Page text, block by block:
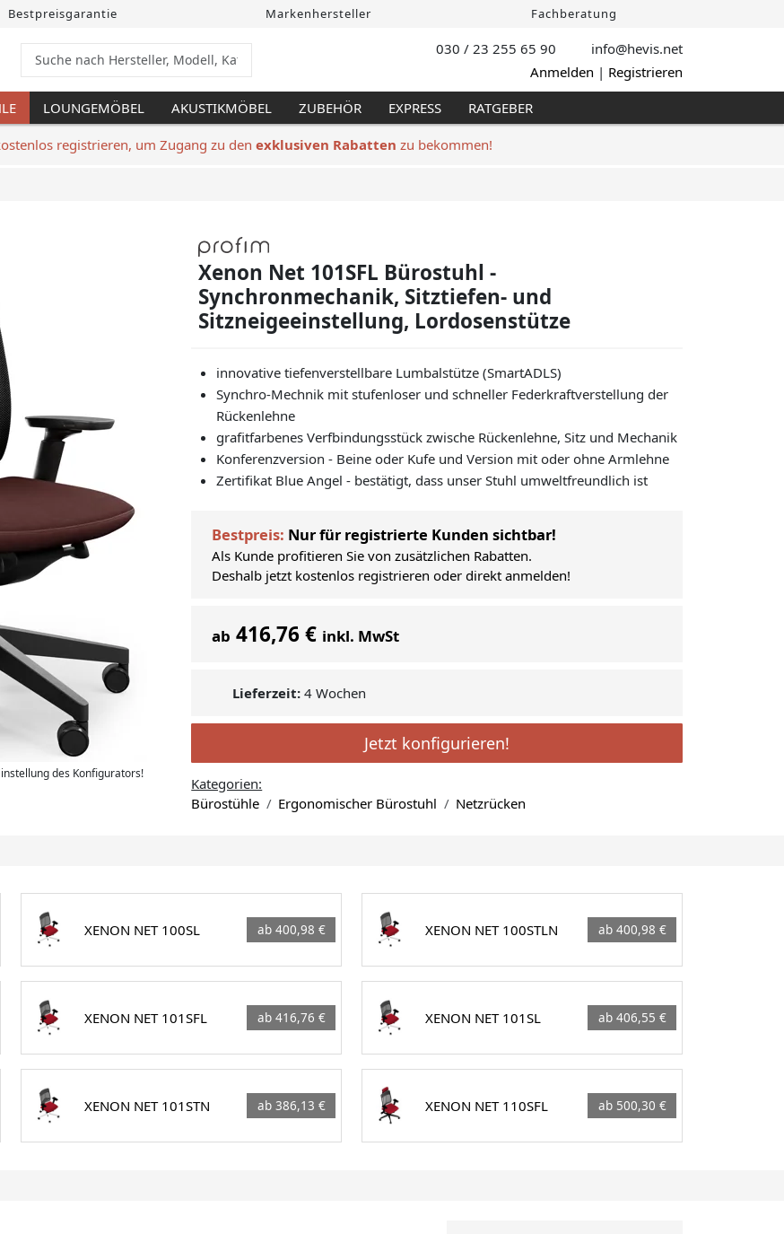
Bestpreisgarantie Markenhersteller Fachberatung
030 / 23 255 65 90 info@hevis.net
Anmelden | Registrieren
LOUNGEMÖBEL AKUSTIKMÖBEL ZUBEHÖR EXPRESS RATGEBER
registrieren, um Zugang zu den exklusiven Rabatten zu bekommen!
des Konfigurators!
Xenon Net 101SFL Bürostuhl -
Synchronmechanik, Sitztiefen- und
Sitzneigeeinstellung, Lordosenstütze
innovative tiefenverstellbare Lumbalstütze (SmartADLS)
Synchro-Mechnik mit stufenloser und schneller Federkraftverstellung der
Rückenlehne
grafitfarbenes Verfbindungsstück zwische Rückenlehne, Sitz und Mechanik
Konferenzversion - Beine oder Kufe und Version mit oder ohne Armlehne
Zertifikat Blue Angel - bestätigt, dass unser Stuhl umweltfreundlich ist
Bestpreis: Nur für registrierte Kunden sichtbar!
Als Kunde profitieren Sie von zusätzlichen Rabatten.
Deshalb jetzt kostenlos registrieren oder direkt anmelden!
ab 416,76 € inkl. MwSt
Lieferzeit: 4 Wochen
Jetzt konfigurieren!
Kategorien:
Bürostühle
Ergonomischer Bürostuhl Netzrücken
XENON NET 100SL ab 400,98 € XENON NET 100STLN ab 400,98 €
XENON NET 101SFL ab 416,76 € XENON NET 101SL ab 406,55 €
XENON NET 101STN ab 386,13 € XENON NET 110SFL ab 500,30 €